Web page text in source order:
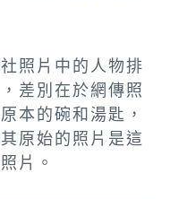
照片中的人物排
差別在於網傳照
本的碗和湯匙，
原始的照片是這
片。